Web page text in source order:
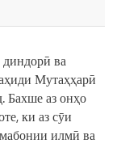
ва
Мутаҳҳарӣ
Бахше аз онҳо
ки аз сӯи
илмӣ ва